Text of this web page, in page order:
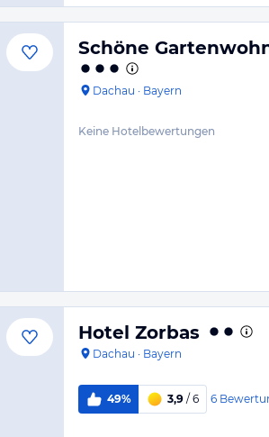
Schöne
Dachau · Bayern
Keine Hotelbewertungen
Hotel Zorbas
Dachau · Bayern
49% 3,9 / 6 6